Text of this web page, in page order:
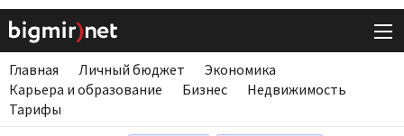
Главная Личный бюджет
Экономика
Карьера и образование
Бизнес
Недвижимость
Тарифы